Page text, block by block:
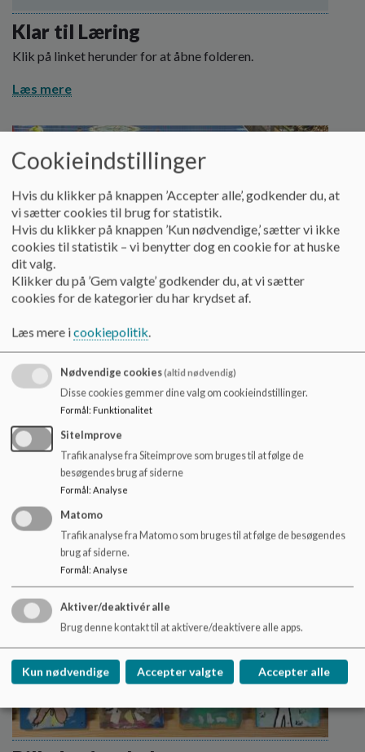
Klar til Læring
Klik på linket herunder for at åbne folderen.
Læs mere
Idrætslinjen på tur til Boxen til VM
i håndbold
Læs mere
Cookieindstillinger
Hvis du klikker på knappen ’Accepter alle’, godkender du, at
vi sætter cookies til brug for statistik.
Hvis du klikker på knappen ’Kun nødvendige,’ sætter vi ikke
cookies til statistik – vi benytter dog en cookie for at huske
dit valg.
Klikker du på ’Gem valgte’ godkender du, at vi sætter
cookies for de kategorier du har krydset af.
Læs mere icookiepolitik.
Nødvendige cookies(altid nødvendig)
Disse cookies gemmer dine valg om cookieindstillinger.
Formål: Funktionalitet
SiteImprove
Trafikanalyse fra Siteimprove som bruges til at følge de
besøgendes brug af siderne
Formål: Analyse
Matomo
Trafikanalyse fra Matomo som bruges til at følge de besøgendes
brug af siderne.
Formål: Analyse
Aktiver/deaktivér alle
Brug denne kontakt til at aktivere/deaktivere alle apps.
Kun nødvendige Accepter valgte Accepter alle